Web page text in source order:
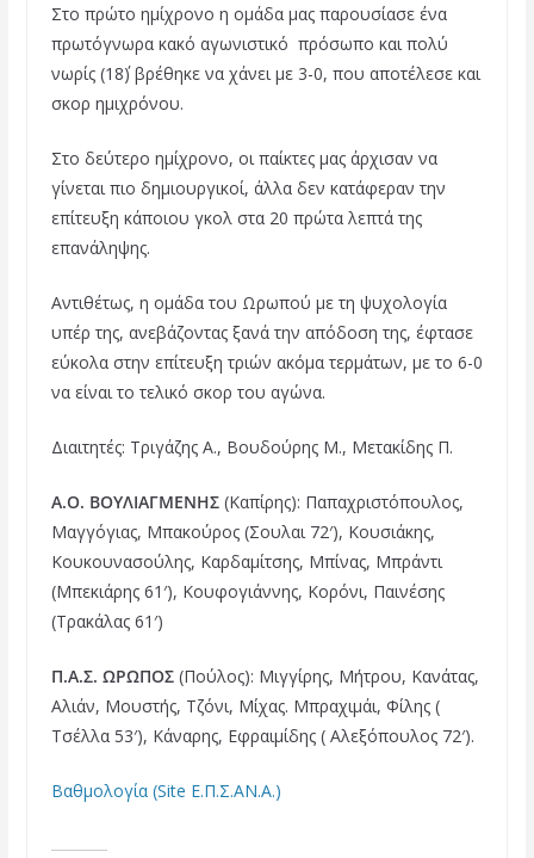
Στο πρώτο ημίχρονο η ομάδα μας παρουσίασε ένα
πρωτόγνωρα κακό αγωνιστικό πρόσωπο και πολύ
νωρίς (18΄) βρέθηκε να χάνει με 3-0, που αποτέλεσε και
σκορ ημιχρόνου.
Στο δεύτερο ημίχρονο, οι παίκτες μας άρχισαν να
γίνεται πιο δημιουργικοί, άλλα δεν κατάφεραν την
επίτευξη κάποιου γκολ στα 20 πρώτα λεπτά της
επανάληψης.
Αντιθέτως, η ομάδα του Ωρωπού με τη ψυχολογία
υπέρ της, ανεβάζοντας ξανά την απόδοση της, έφτασε
εύκολα στην επίτευξη τριών ακόμα τερμάτων, με το 6-0
να είναι το τελικό σκορ του αγώνα.
Διαιτητές: Τριγάζης Α., Βουδούρης Μ., Μετακίδης Π.
A.O. ΒΟΥΛΙΑΓΜΕΝΗΣ (Καπίρης): Παπαχριστόπουλος,
Μαγγόγιας, Μπακούρος (Σουλαι 72′), Κουσιάκης,
Κουκουνασούλης, Καρδαμίτσης, Μπίνας, Μπράντι
(Μπεκιάρης 61′), Κουφογιάννης, Κορόνι, Παινέσης
(Τρακάλας 61′)
Π.Α.Σ. ΩΡΩΠΟΣ(Πούλος): Μιγγίρης, Μήτρου, Κανάτας,
Αλιάν, Μουστής, Τζόνι, Μίχας. Μπραχιμάι, Φίλης (
Τσέλλα 53′), Κάναρης, Εφραιμίδης ( Αλεξόπουλος 72′).
Βαθμολογία (Site Ε.Π.Σ.ΑΝ.Α.)